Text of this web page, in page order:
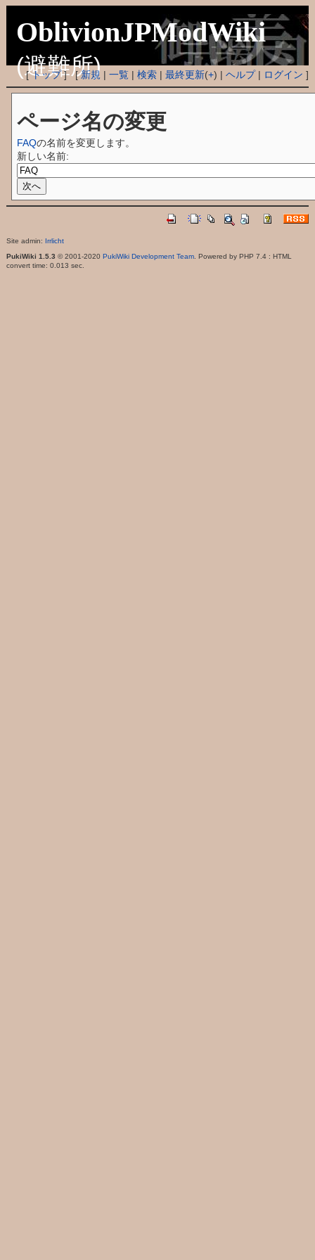
OblivionJPModWiki
(避難所)
[トップ] [新規 |一覧 |検索 |最終更新(+) |ヘルプ| ログイン ]
ページ名の変更
FAQの名前を変更します。
新しい名前:
Site admin: Irrlicht
PukiWiki 1.5.3 © 2001-2020 PukiWiki Development Team. Powered by PHP 7.4 : HTML
convert time: 0.013 sec.